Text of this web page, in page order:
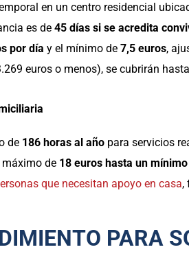
en un centro residencial
es de 45 días si se acredita
por día y el mínimo de 7,5 euros,
euros o menos), se cubrirán hasta
de 186 horas al año para servicios
máximo de 18 euros hasta un
que necesitan apoyo en casa,
PARA